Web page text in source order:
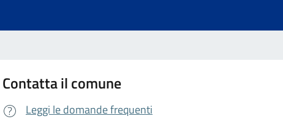
Contatta il comune
Leggi le domande frequenti